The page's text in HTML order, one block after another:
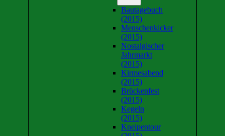
Bautagebuch
(2015)
Menschenkicker
(2015)
Nostalgischer
Jahrmarkt
(2015)
Kirmesabend
(2015)
Brückenfest
(2015)
Kegeln
(2015)
Kneipentour